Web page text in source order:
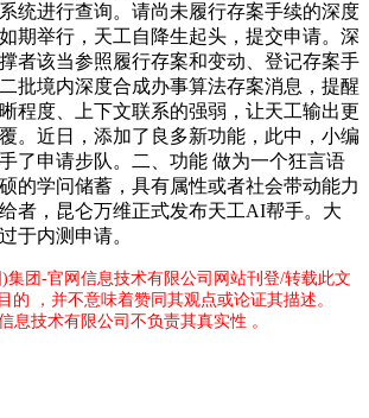
统进行查询。请尚未履行存案手续的深度
期举行，天工自降生起头，提交申请。深
者该当参照履行存案和变动、登记存案手
批境内深度合成办事算法存案消息，提醒
程度、上下文联系的强弱，让天工输出更
。近日，添加了良多新功能，此中，小编
了申请步队。二、功能 做为一个狂言语
的学问储蓄，具有属性或者社会带动能力
者，昆仑万维正式发布天工AI帮手。大
于内测申请。
)集团-官网信息技术有限公司网站刊登/转载此文
的 ，并不意味着赞同其观点或论证其描述。
息技术有限公司不负责其真实性 。